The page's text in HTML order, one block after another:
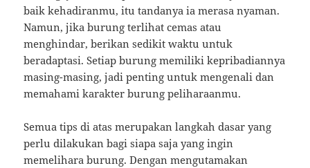
baik kehadiranmu, itu tandanya ia merasa nyaman.
Namun, jika burung terlihat cemas atau
menghindar, berikan sedikit waktu untuk
beradaptasi. Setiap burung memiliki kepribadiannya
masing-masing, jadi penting untuk mengenali dan
memahami karakter burung peliharaanmu.
Semua tips di atas merupakan langkah dasar yang
perlu dilakukan bagi siapa saja yang ingin
memelihara burung. Dengan mengutamakan